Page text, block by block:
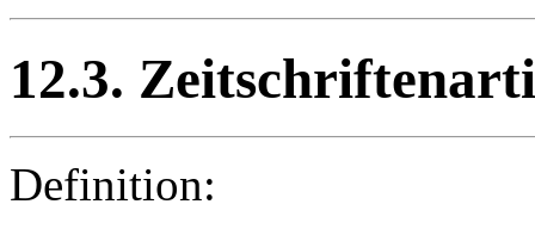
12.3.
Definition: